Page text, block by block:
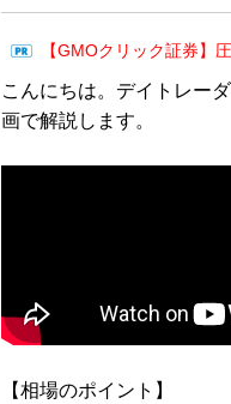
【GMOクリック証券】
こんにちは。デイトレー
画で解説します。
【相場のポイント】